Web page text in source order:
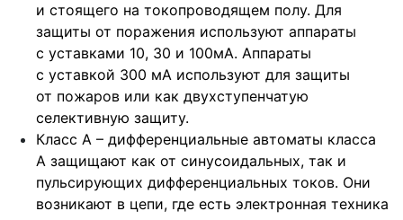
и стоящего на токопроводящем полу. Для
защиты от поражения используют аппараты
с уставками 10, 30 и 100мА. Аппараты
с уставкой 300 мА используют для защиты
от пожаров или как двухступенчатую
селективную защиту.
Класс А – дифференциальные автоматы класса
А защищают как от синусоидальных, так и
пульсирующих дифференциальных токов. Они
возникают в цепи, где есть электронная техника